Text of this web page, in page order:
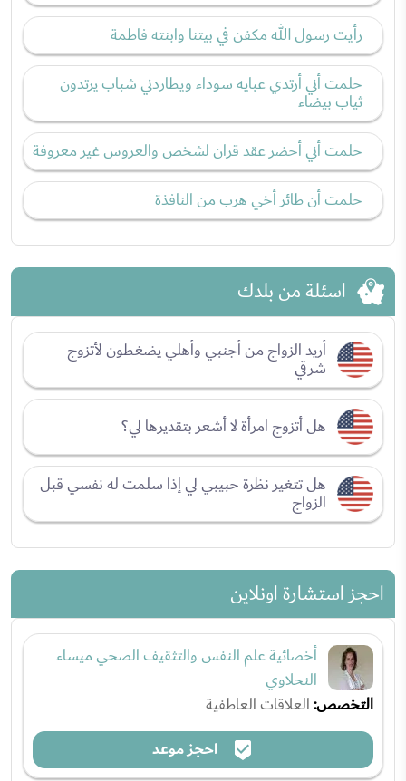
رأيت رسول الله مكفن في بيتنا وابنته فاطمة
حلمت أني أرتدي عبايه سوداء ويطاردني شباب يرتدون
ثياب بيضاء
حلمت أني أحضر عقد قران لشخص والعروس غير معروفة
حلمت أن طائر أخي هرب من النافذة
اسئلة من بلدك
أريد الزواج من أجنبي وأهلي يضغطون لأتزوج
شرقي
هل أتزوج امرأة لا أشعر بتقديرها لي؟
هل تتغير نظرة حبيبي لي إذا سلمت له نفسي قبل
الزواج
احجز استشارة اونلاين
أخصائية علم النفس والتثقيف الصحي ميساء
النحلاوي
التخصص:العلاقات العاطفية
احجز موعد